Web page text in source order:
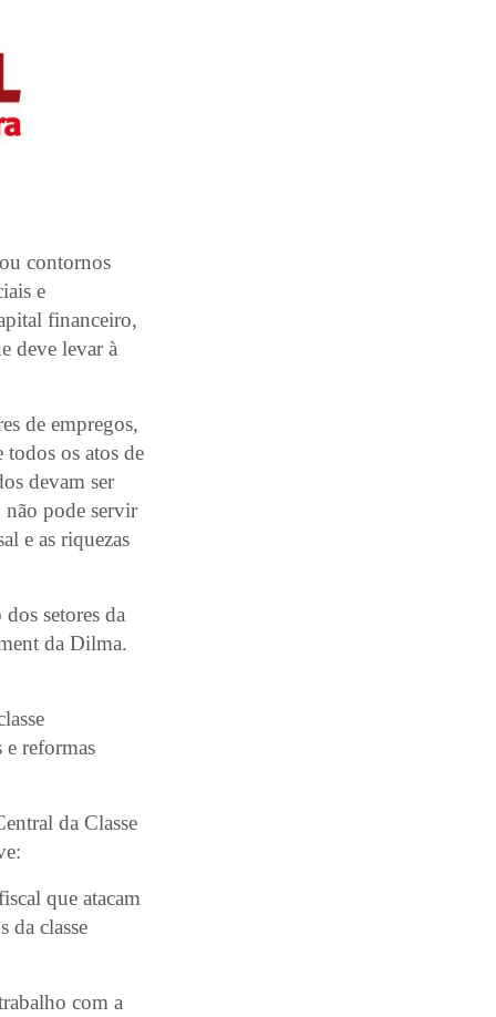
contornos
e
financeiro,
deve levar à
de empregos,
todos os atos de
devam ser
não pode servir
e as riquezas
setores da
da Dilma.
e reformas
da Classe
que atacam
da classe
com a